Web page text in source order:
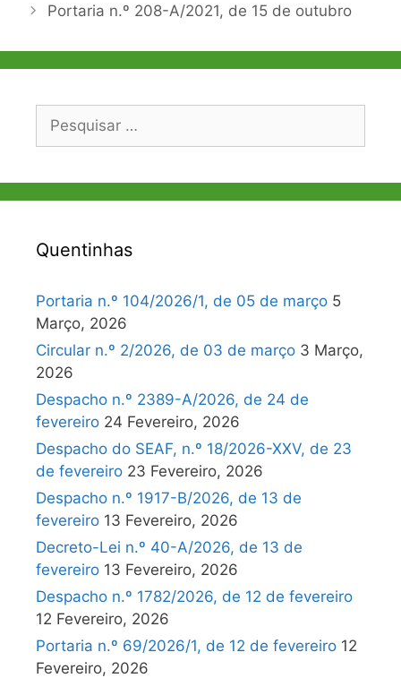
Portaria n.º 208-A/2021, de 15 de outubro
Pesquisar
Quentinhas
Portaria n.º 104/2026/1, de 05 de março 5
Março, 2026
Circular n.º 2/2026, de 03 de março 3 Março,
2026
Despacho n.º 2389-A/2026, de 24 de
fevereiro 24 Fevereiro, 2026
Despacho do SEAF, n.º 18/2026-XXV, de 23
de fevereiro 23 Fevereiro, 2026
Despacho n.º 1917-B/2026, de 13 de
fevereiro 13 Fevereiro, 2026
Decreto-Lei n.º 40-A/2026, de 13 de
fevereiro 13 Fevereiro, 2026
Despacho n.º 1782/2026, de 12 de fevereiro
12 Fevereiro, 2026
Portaria n.º 69/2026/1, de 12 de fevereiro 12
Fevereiro, 2026